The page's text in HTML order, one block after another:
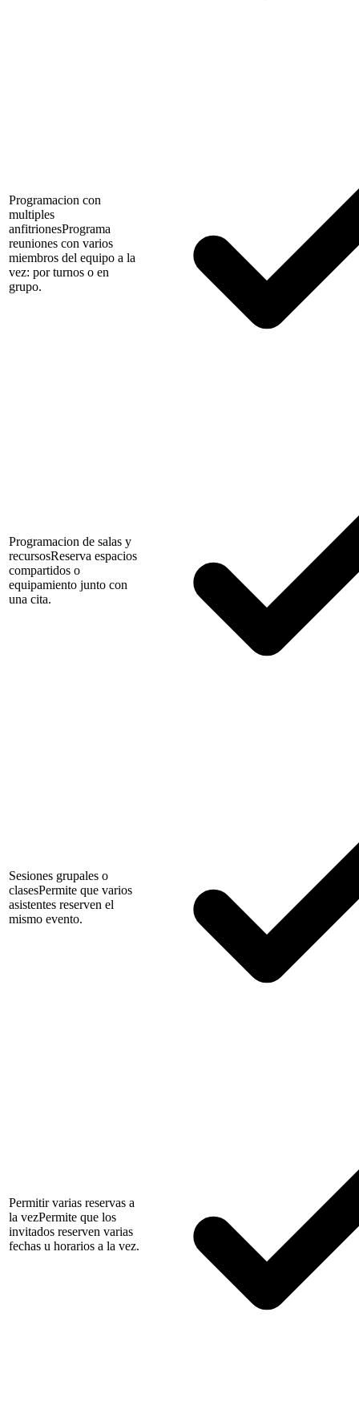
Programacion con
multiples
anfitrionesPrograma
reuniones con varios
miembros del equipo a la
vez: por turnos o en
grupo.
Programacion de salas y
recursosReserva espacios
compartidos o
equipamiento junto con
una cita.
Sesiones grupales o
clasesPermite que varios
asistentes reserven el
mismo evento.
Permitir varias reservas a
la vezPermite que los
invitados reserven varias
fechas u horarios a la vez.